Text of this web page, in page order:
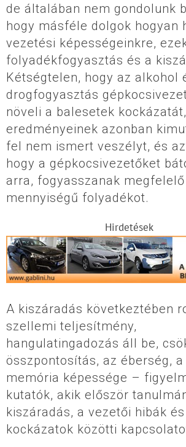
de általában nem gondolunk
hogy másféle dolgok hogyan
vezetési képességeinkre,
folyadékfogyasztás és a
Kétségtelen, hogy az alkohol
drogfogyasztás
növeli a balesetek kockázatát,
eredményeinek azonban
fel nem ismert veszélyt, és
hogy a gépkocsivezetőket
arra, fogyasszanak megfelelő
mennyiségű folyadékot.
Hirdetések
A kiszáradás következtében
szellemi teljesítmény,
hangulatingadozás áll be,
összpontosítás, az éberség,
memória képessége –
kutatók, akik először
kiszáradás, a vezetői hibák
kockázatok közötti